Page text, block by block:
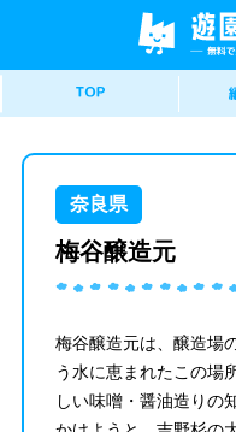
奈良県
梅谷醸造元
梅谷醸造元は、醸造場
う水に恵まれたこの場
しい味噌・醤油造りの